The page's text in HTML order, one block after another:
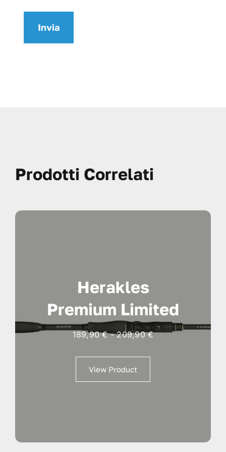
Prodotti Correlati
Herakles
Premium Limited
189,90€ - 209,90€Fascia
View Product